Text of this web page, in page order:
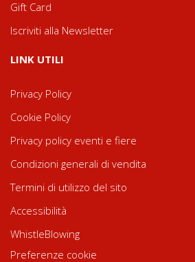
Gift Card
Iscriviti alla Newsletter
LINK UTILI
Privacy Policy
Cookie Policy
Privacy policy eventi e fiere
Condizioni generali di vendita
Termini di utilizzo del sito
Accessibilità
WhistleBlowing
Preferenze cookie